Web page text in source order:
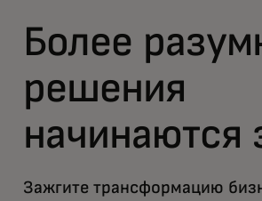
Более
решения
начинаются
Зажгите трансформацию